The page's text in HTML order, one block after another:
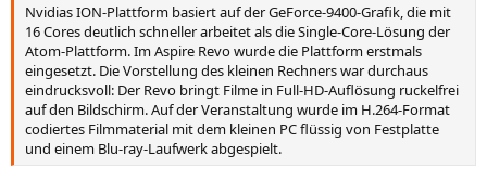
Nvidias ION-Plattform basiert auf der GeForce-9400-Grafik, die mit
16 Cores deutlich schneller arbeitet als die Single-Core-Lösung der
Atom-Plattform. Im Aspire Revo wurde die Plattform erstmals
eingesetzt. Die Vorstellung des kleinen Rechners war durchaus
eindrucksvoll: Der Revo bringt Filme in Full-HD-Auflösung ruckelfrei
auf den Bildschirm. Auf der Veranstaltung wurde im H.264-Format
codiertes Filmmaterial mit dem kleinen PC flüssig von Festplatte
und einem Blu-ray-Laufwerk abgespielt.